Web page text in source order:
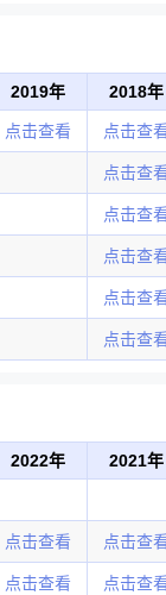
2019年 2018年
点击查看 点击查
点击查
点击查
点击查
点击查
点击查
2022年 2021年
点击查看 点击查
点击查看 点击查